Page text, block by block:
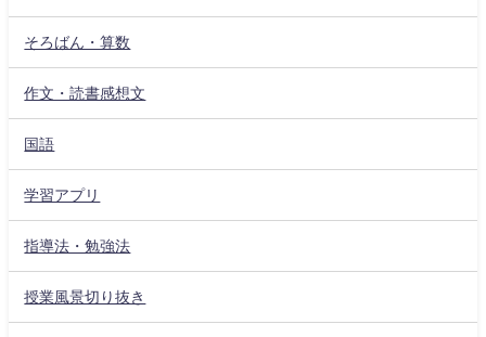
そろばん・算数
作文・読書感想文
国語
学習アプリ
指導法・勉強法
授業風景切り抜き